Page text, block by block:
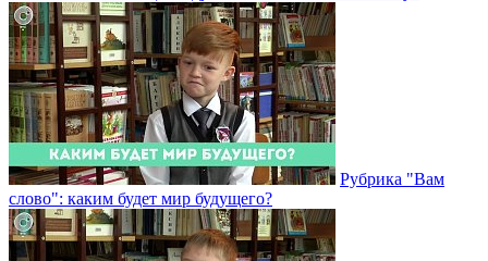
Рубрика "Вам
слово": каким будет мир будущего?